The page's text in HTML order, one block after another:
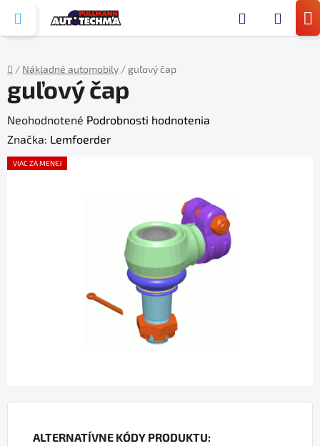
obsah
Domov
/ Nákladné automobily / guľový čap
ALTERNATÍVNE KÓDY PRODUKTU:
guľový čap
Priemerné
hodnotenie
produktu
Neohodnotené Podrobnosti hodnotenia
Značka: Lemfoerder
VIAC ZA MENEJ